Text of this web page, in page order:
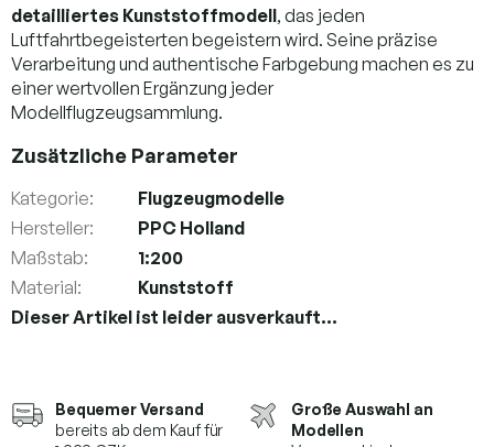
Bequemer Versand
bereits ab dem Kauf für
Große Auswahl an
Modellen
detailliertes Kunststoffmodell, das jeden
Luftfahrtbegeisterten begeistern wird. Seine präzise
Verarbeitung und authentische Farbgebung machen es zu
einer wertvollen Ergänzung jeder
Modellflugzeugsammlung.
Zusätzliche Parameter
Kategorie:
Flugzeugmodelle
Hersteller:
PPC Holland
Maßstab:
1:200
Material:
Kunststoff
Dieser Artikel ist leider ausverkauft…